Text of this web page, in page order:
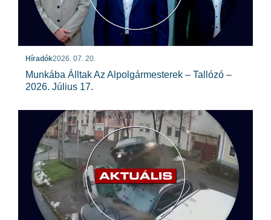
Híradók2026. 07. 20.
Munkába Álltak Az Alpolgármesterek – Tallózó –
2026. Július 17.